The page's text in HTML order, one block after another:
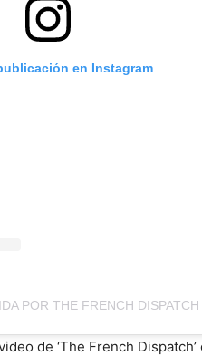
en Instagram
de ‘The French